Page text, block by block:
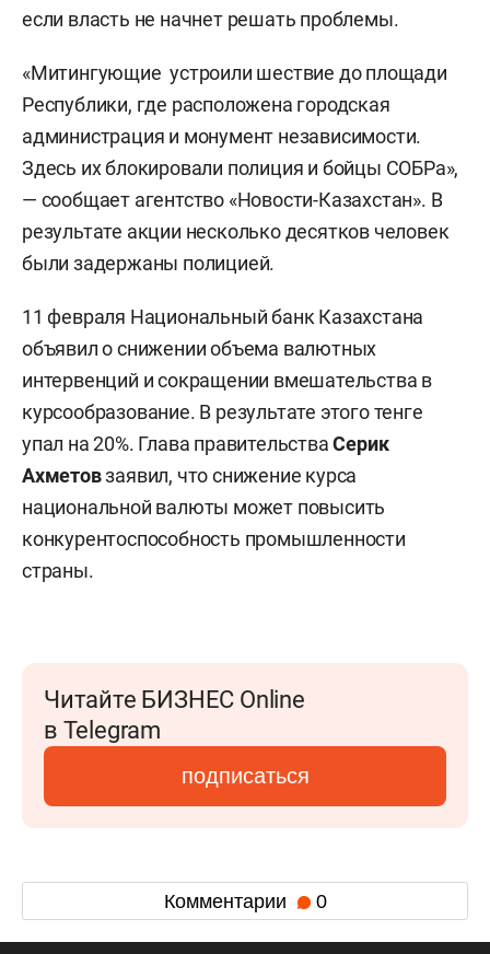
если власть не начнет решать проблемы.
«Митингующие устроили шествие до площади
Республики, где расположена городская
администрация и монумент независимости.
Здесь их блокировали полиция и бойцы СОБРа»,
— сообщает агентство «Новости-Казахстан». В
результате акции несколько десятков человек
были задержаны полицией.
11 февраля Национальный банк Казахстана
объявил о снижении объема валютных
интервенций и сокращении вмешательства в
курсообразование. В результате этого тенге
упал на 20%. Глава правительстваСерик
Ахметовзаявил, что снижение курса
национальной валюты может повысить
конкурентоспособность промышленности
страны.
Читайте БИЗНЕС Online
в Telegram
подписаться
Комментарии 0